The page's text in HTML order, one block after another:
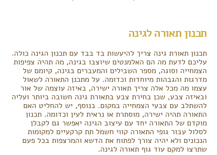
תכנון תאורה לגינה
תכנון תאורת גינה צריך להיעשות בד בבד עם תכנון הגינה כולה.
עליכם לדעת מה הם האלמנטים שיוצבו בגינה, מה תהיה צפיפות
הצמחייה וסוגה, מספר השבילים והמעברים בגינה, קיומם של
מדרגות והגבהות מיוחדות וכדומה. על מתכנן התאורה לשאול
עצמו מה מכל אלה צריך תאורה ישירה, באיזה עוצמה של אור
ובאיזה צבע, שכן בחירת צבע בתאורת גינה חשובה ביותר ועליה
להשתלב עם צבעי הצמחייה במקום. בנוסף, יש להחליט האם
התאורה תהיה ישירה, מוסתרת או נראית לעין וכדומה. תכנון
מוקדם של התאורה יחד עם עיצוב הגינה יאפשר גם לקבלן
לסלול עבור גופי התאורה קווי חשמל תת קרקעיים למקומות
הנכונים ולא יהיה צורך לפתוח את הדשא והמרצפות בכל פעם
שתרצו למקם עוד גוף תאורה לגינה.